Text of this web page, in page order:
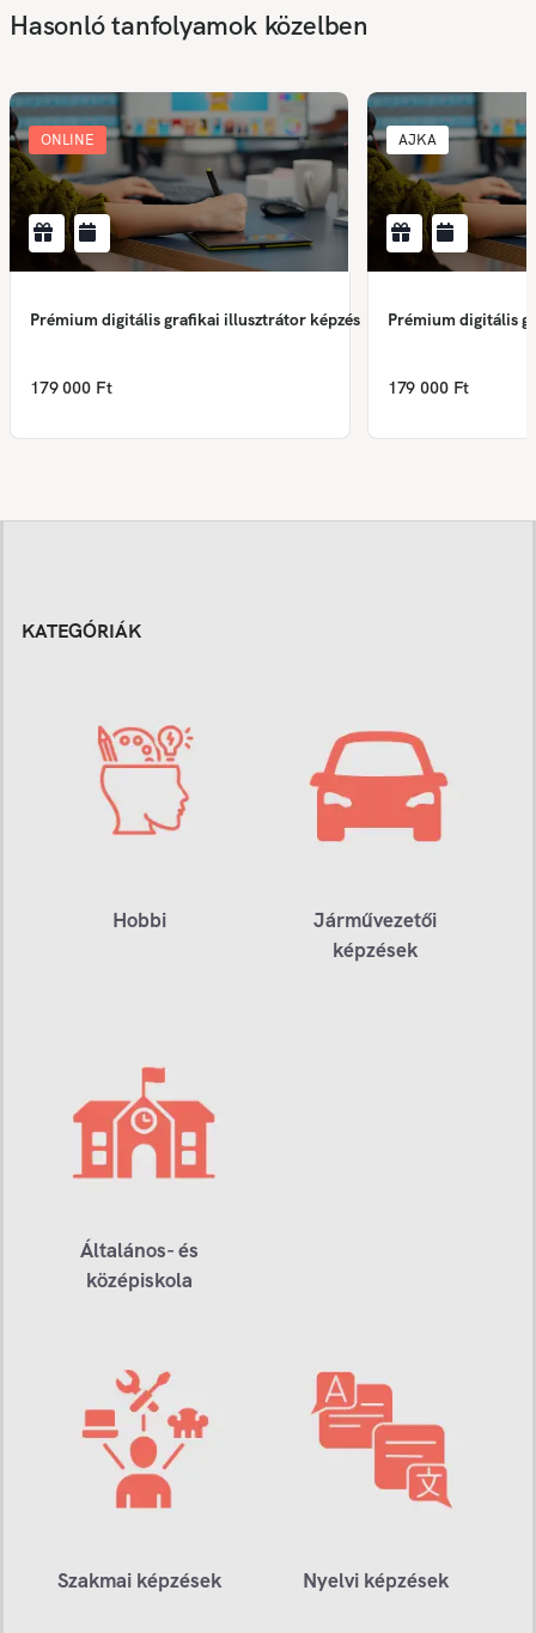
Hasonló tanfolyamok közelben
ONLINE
Prémium digitális grafikai illusztrátor képzés
179 000 Ft
AJKA
Prémium digitális
179 000 Ft
KATEGÓRIÁK
Hobbi
Járművezetői
képzések
Általános- és
középiskola
Szakmai képzések Nyelvi képzések